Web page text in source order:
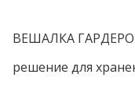
ВЕШАЛКА
решение для